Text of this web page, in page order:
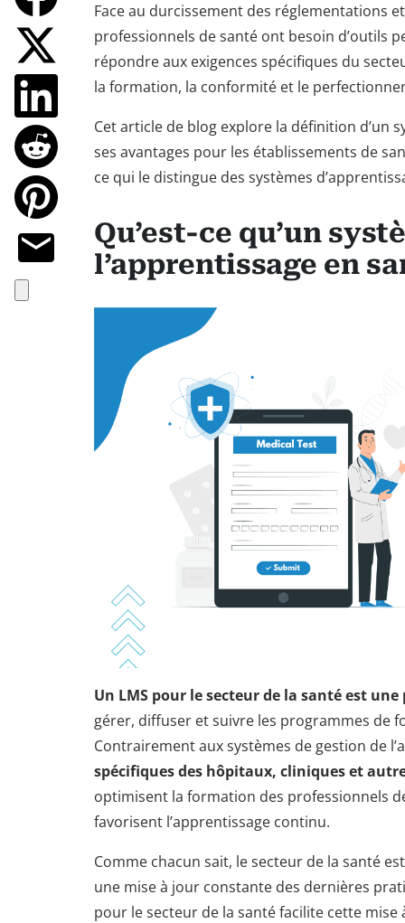
Face au durcissement des réglementations
professionnels de santé ont besoin d’outils
répondre aux exigences spécifiques du
la formation, la conformité et le
Cet article de blog explore la définition d’un
ses avantages pour les établissements de
ce qui le distingue des systèmes
Qu’est-ce qu’un
l’apprentissage en
Un LMS pour le secteur de la santé est
gérer, diffuser et suivre les programmes de
Contrairement aux systèmes de gestion de
spécifiques des hôpitaux, cliniques et
optimisent la formation des professionnels
favorisent l’apprentissage continu.
Comme chacun sait, le secteur de la santé
une mise à jour constante des dernières
pour le secteur de la santé facilite cette